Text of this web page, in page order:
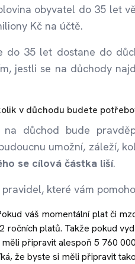
obyvatel do 35 let
Kč na účtě.
do 35 let dostane do
jestli se na důchody
v důchodu budete
důchod bude
umožní, záleží,
se cílová částka liší.
které vám
váš momentální plat či
ročních platů. Takže pokud
připravit alespoň 5 760
že byste si měli připravit